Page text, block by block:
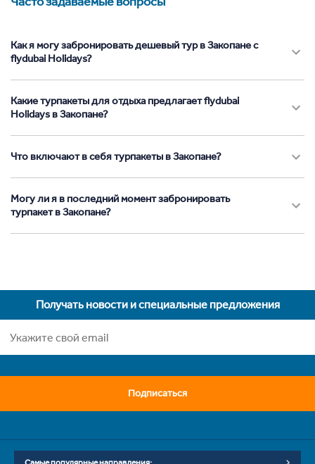
Как я могу забронировать дешевый тур в Закопане с
flydubai Holidays?
Какие турпакеты для отдыха предлагает flydubai
Holidays в Закопане?
Что включают в себя турпакеты в Закопане?
Могу ли я в последний момент забронировать
турпакет в Закопане?
Получать новости и специальные предложения
Подписаться